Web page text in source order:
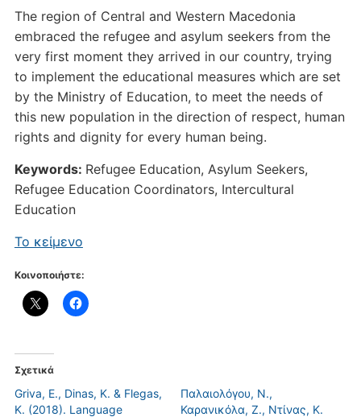
The region of Central and Western Macedonia
embraced the refugee and asylum seekers from the
very first moment they arrived in our country, trying
to implement the educational measures which are set
by the Ministry of Education, to meet the needs of
this new population in the direction of respect, human
rights and dignity for every human being.
Keywords: Refugee Education, Asylum Seekers,
Refugee Education Coordinators, Intercultural
Education
Το κείμενο
Κοινοποιήστε:
Σχετικά
Griva, E., Dinas, K. & Flegas,
K. (2018). Language
Παλαιολόγου, Ν.,
Καρανικόλα, Ζ., Ντίνας, Κ.